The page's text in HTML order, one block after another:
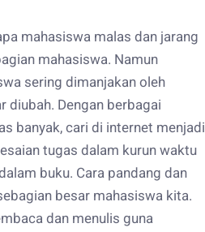
mahasiswa malas dan jarang
mahasiswa. Namun
sering dimanjakan oleh
diubah. Dengan berbagai
banyak, cari di internet menjadi
tugas dalam kurun waktu
buku. Cara pandang dan
besar mahasiswa kita.
dan menulis guna